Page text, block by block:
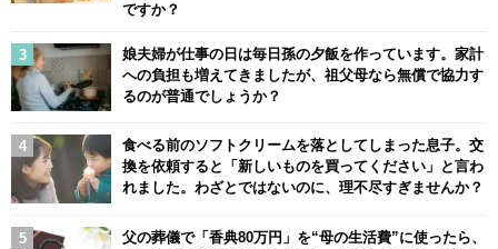
ですか？
娘夫婦が仕事の日は毎日孫の夕飯を作っています。家計
への負担も増えてきましたが、祖父母なら無償で協力す
るのが普通でしょうか？
食べる前のソフトクリームを落としてしまった息子。交
換を依頼すると「新しいものを買ってください」と言わ
れました。わざとではないのに、理不尽すぎませんか？
父の葬儀で「香典80万円」を“母の生活費”に使ったら、